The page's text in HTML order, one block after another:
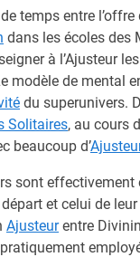
temps entre
dans les écoles des
à l’Ajusteur
modèle de mental
du superunivers.
Solitaires, au cours
beaucoup d’
sont effectivement
et celui de
Ajusteurentre